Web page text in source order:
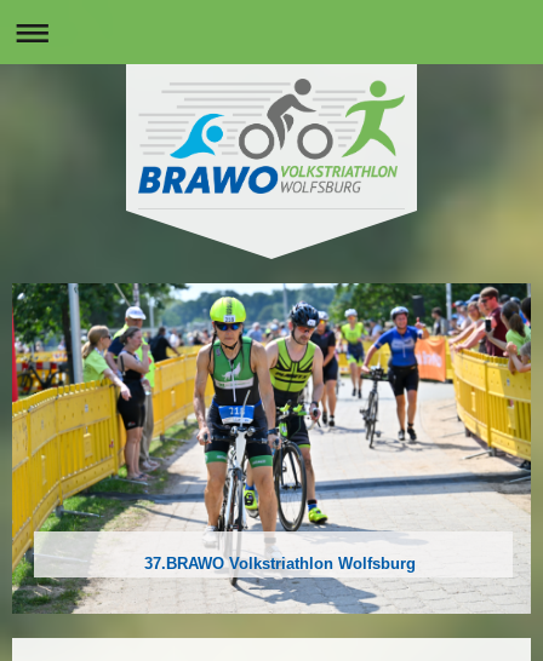
37.BRAWO Volkstriathlon Wolfsburg